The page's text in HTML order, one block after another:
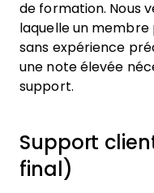
de formation. Nous
laquelle un
sans expérience
une note élevée
support.
Support
final)